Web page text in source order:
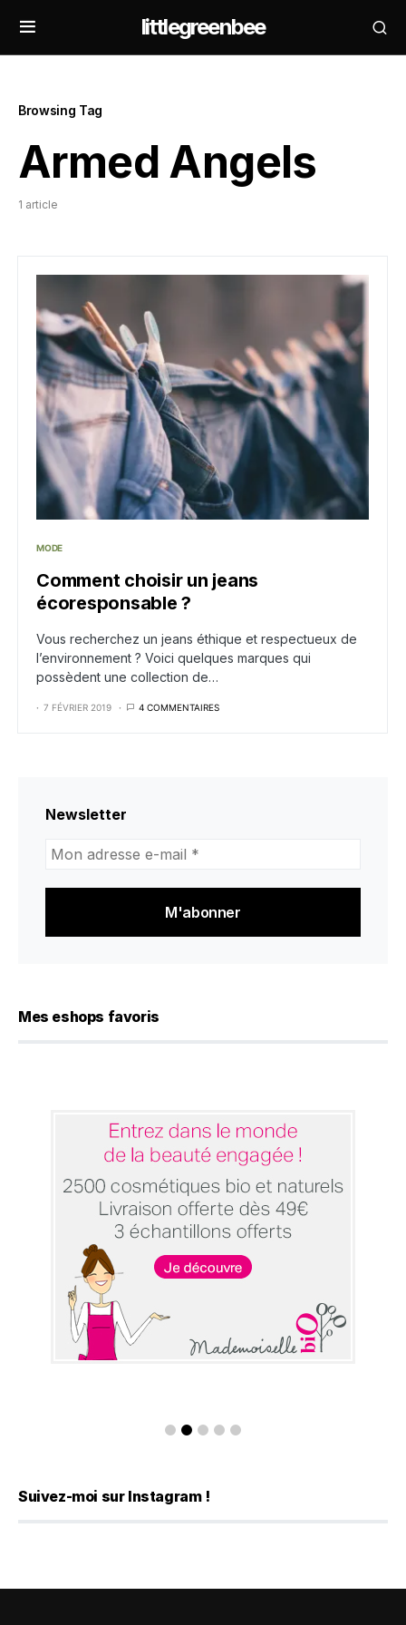
littlegreenbee
Browsing Tag
Armed Angels
1 article
MODE
Comment choisir un jeans
écoresponsable ?
Vous recherchez un jeans éthique et respectueux de
l’environnement ? Voici quelques marques qui
possèdent une collection de…
7 FÉVRIER 2019 4 COMMENTAIRES
Newsletter
adresse
mail
Mes eshops favoris
Suivez-moi sur Instagram !